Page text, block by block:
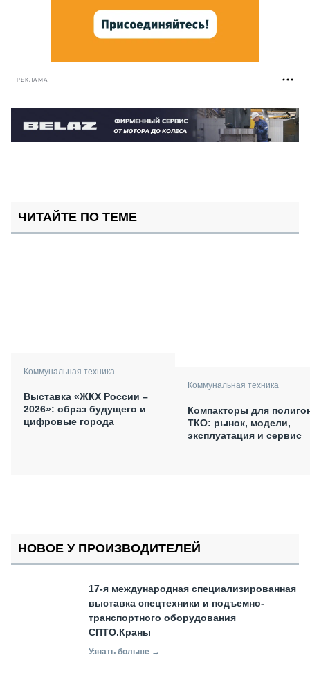
РЕКЛАМА
ЧИТАЙТЕ ПО ТЕМЕ
Коммунальная техника
Выставка «ЖКХ России –
2026»: образ будущего и
цифровые города
Коммунальная техника
Компакторы для
ТКО: рынок, модели,
эксплуатация и сервис
НОВОЕ У ПРОИЗВОДИТЕЛЕЙ
17-я международная специализированная
выставка спецтехники и подъемно-
транспортного оборудования
СПТО.Краны
Узнать больше →